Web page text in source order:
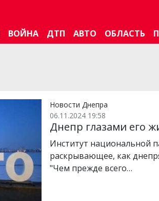
ВОЙНА ДТП АВТО ОБЛАСТЬ
Новости Днепра
06.11.2024 19:58
Днепр глазами его
Институт национальной
раскрывающее, как
"Чем прежде всего…